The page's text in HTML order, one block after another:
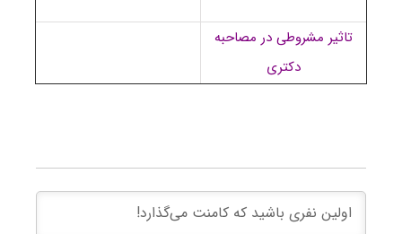
تاثیر مشروطی در مصاحبه
دکتری